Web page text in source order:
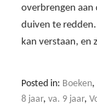
overbrengen aan
duiven te
kan verstaan, en
Posted in: Boeken,
8 jaar, va. 9 jaar,